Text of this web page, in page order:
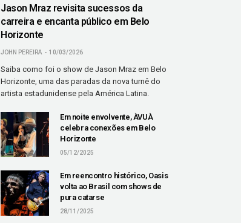
Jason Mraz revisita sucessos da
carreira e encanta público em Belo
Horizonte
JOHN PEREIRA 10/03/2026
Saiba como foi o show de Jason Mraz em Belo
Horizonte, uma das paradas da nova turnê do
artista estadunidense pela América Latina.
Em noite envolvente, ÀVUÀ
celebra conexões em Belo
Horizonte
05/12/2025
Em reencontro histórico, Oasis
volta ao Brasil com shows de
pura catarse
28/11/2025